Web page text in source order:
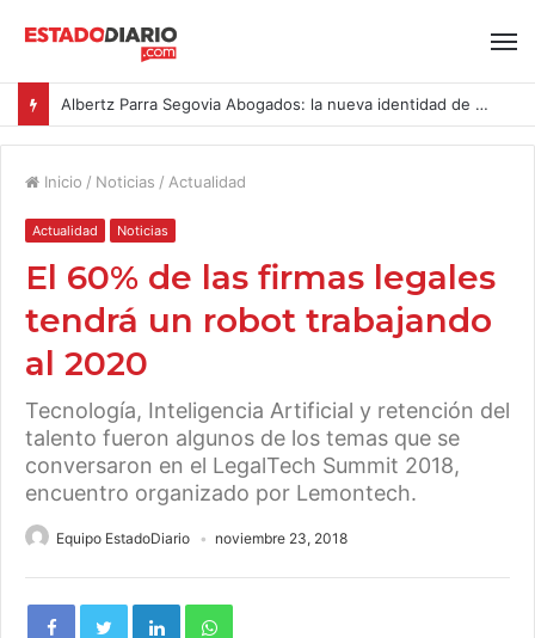
Albertz Parra Segovia Abogados: la nueva identidad de Segovia Consulting
Inicio / Noticias / Actualidad
Actualidad Noticias
El 60% de las firmas legales
tendrá un robot trabajando
al 2020
Tecnología, Inteligencia Artificial y retención del
talento fueron algunos de los temas que se
conversaron en el LegalTech Summit 2018,
encuentro organizado por Lemontech.
Equipo EstadoDiario noviembre 23, 2018